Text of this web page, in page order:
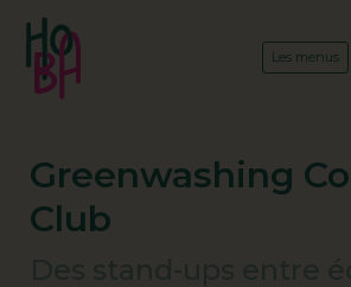
Les menus
Greenwashing
Club